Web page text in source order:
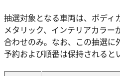
抽選対象となる車両は、ボディ
メタリック、インテリアカラー
合わせのみ。なお、この抽選に
予約および順番は保持されると